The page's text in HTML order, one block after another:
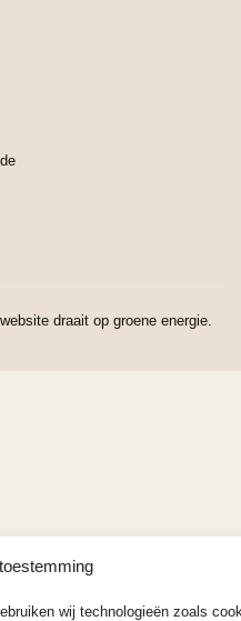
wij technologieën zoals
website draait op groene energie.